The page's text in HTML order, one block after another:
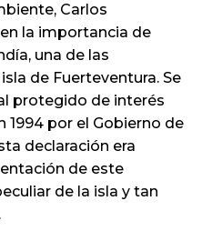
Carlos
la importancia de
una de las
de Fuerteventura. Se
protegido de interés
1994 por el Gobierno de
declaración era
de este
de la isla y tan